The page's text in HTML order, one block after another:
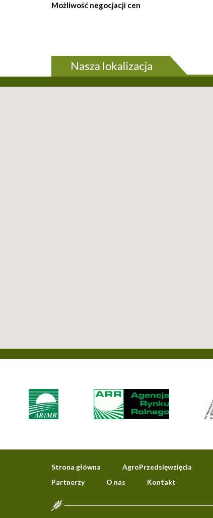
Możliwość negocjacji cen
Strona główna AgroPrzedsięwzięcia
Partnerzy
O nas Kontakt